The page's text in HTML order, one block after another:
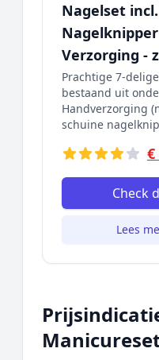
Nagelset
Verzorging -
Prachtige 7-
bestaand uit
Handverzorging
schuine
€
Check
Lees